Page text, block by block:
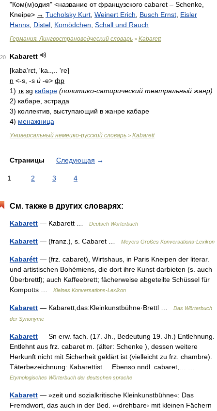
"Ком(м)одия" <название от французского cabaret – Schenke,
Kneipe> → Tucholsky Kurt Weinert Erich Busch Ernst Eisler
Hanns Distel Komödchen Schall und Rauch
Германия. Лингвострановедческий словарь > Kabarett
20
Kabarett
[kaba'rɛt, 'ka..,.. 're]
n <-s, -s и́ -e> фр
1) тк sg кабаре (политико-сатирический театральный жанр)
2) кабаре, эстрада
3) коллектив, выступающий в жанре кабаре
4) менажница
Универсальный немецко-русский словарь > Kabarett
Страницы Следующая →
1 2 3 4
См. также в других словарях:
Kabarett — Kabarett … Deutsch Wörterbuch
Kabarett — (franz.), s. Cabaret … Meyers Großes Konversations-Lexikon
Kabarétt — (frz. cabaret), Wirtshaus, in Paris Kneipen der literar.
und artistischen Bohémiens, die dort ihre Kunst darbieten (s. auch
Überbrettl); auch Kaffeebrett; fächerweise abgeteilte Schüssel für
Kompotts …
Kleines Konversations-Lexikon
Kabarett — Kabarett,das:Kleinkunstbühne·Brettl …
Das Wörterbuch
der Synonyme
Kabarett — Sn erw. fach. (17. Jh., Bedeutung 19. Jh.) Entlehnung.
Entlehnt aus frz. cabaret m. (älter: Schenke ), dessen weitere
Herkunft nicht mit Sicherheit geklärt ist (vielleicht zu frz. chambre).
Täterbezeichnung: Kabarettist. Ebenso nndl. cabaret,… …
Etymologisches Wörterbuch der deutschen sprache
Kabarett — »zeit und sozialkritische Kleinkunstbühne«: Das
Fremdwort, das auch in der Bed. »‹drehbare› mit kleinen Fächern